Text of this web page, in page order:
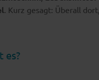
. Kurz gesagt: Überall
es?